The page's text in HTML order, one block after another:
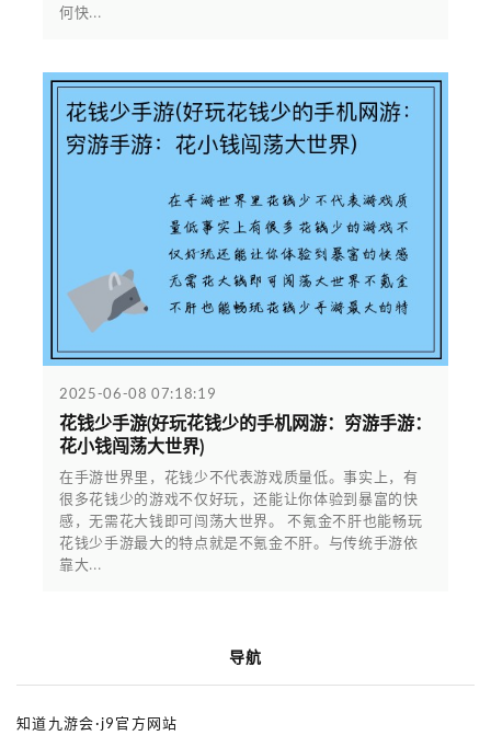
何快...
2025-06-08 07:18:19
花钱少手游(好玩花钱少的手机网游：穷游手游：
花小钱闯荡大世界)
在手游世界里，花钱少不代表游戏质量低。事实上，有
很多花钱少的游戏不仅好玩，还能让你体验到暴富的快
感，无需花大钱即可闯荡大世界。 不氪金不肝也能畅玩
花钱少手游最大的特点就是不氪金不肝。与传统手游依
靠大...
导航
知道九游会·j9官方网站